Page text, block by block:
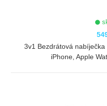
3v1 Bezdrátová
iPhone, Apple